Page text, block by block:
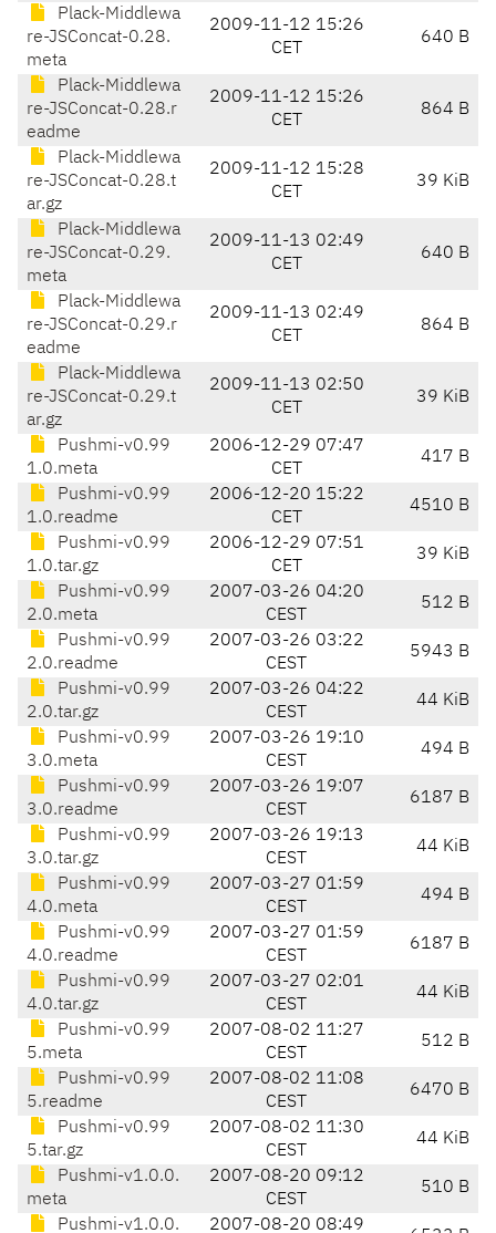
Plack-Middlewa
re-JSConcat-0.28.
meta
2009-11-12 15:26
CET
640 B
Plack-Middlewa
re-JSConcat-0.28.r
eadme
2009-11-12 15:26
CET
864 B
Plack-Middlewa
re-JSConcat-0.28.t
ar.gz
2009-11-12 15:28
CET
39 KiB
Plack-Middlewa
re-JSConcat-0.29.
meta
2009-11-13 02:49
CET
640 B
Plack-Middlewa
re-JSConcat-0.29.r
eadme
2009-11-13 02:49
CET
864 B
Plack-Middlewa
re-JSConcat-0.29.t
ar.gz
2009-11-13 02:50
CET
39 KiB
Pushmi-v0.99
1.0.meta
2006-12-29 07:47
CET
417 B
Pushmi-v0.99
1.0.readme
2006-12-20 15:22
CET
4510 B
Pushmi-v0.99
1.0.tar.gz
2006-12-29 07:51
CET
39 KiB
Pushmi-v0.99
2.0.meta
2007-03-26 04:20
CEST
512 B
Pushmi-v0.99
2.0.readme
2007-03-26 03:22
CEST
5943 B
Pushmi-v0.99
2.0.tar.gz
2007-03-26 04:22
CEST
44 KiB
Pushmi-v0.99
3.0.meta
2007-03-26 19:10
CEST
494 B
Pushmi-v0.99
3.0.readme
2007-03-26 19:07
CEST
6187 B
Pushmi-v0.99
3.0.tar.gz
2007-03-26 19:13
CEST
44 KiB
Pushmi-v0.99
4.0.meta
2007-03-27 01:59
CEST
494 B
Pushmi-v0.99
4.0.readme
2007-03-27 01:59
CEST
6187 B
Pushmi-v0.99
4.0.tar.gz
2007-03-27 02:01
CEST
44 KiB
Pushmi-v0.99
5.meta
2007-08-02 11:27
CEST
512 B
Pushmi-v0.99
5.readme
2007-08-02 11:08
CEST
6470 B
Pushmi-v0.99
5.tar.gz
2007-08-02 11:30
CEST
44 KiB
Pushmi-v1.0.0.
meta
2007-08-20 09:12
CEST
510 B
Pushmi-v1.0.0. 2007-08-20 08:49